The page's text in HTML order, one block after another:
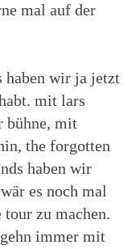
mal auf der
haben wir ja jetzt
mit lars
bühne, mit
the forgotten
haben wir
es noch mal
zu machen.
immer mit